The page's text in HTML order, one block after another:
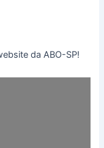
da ABO-SP!